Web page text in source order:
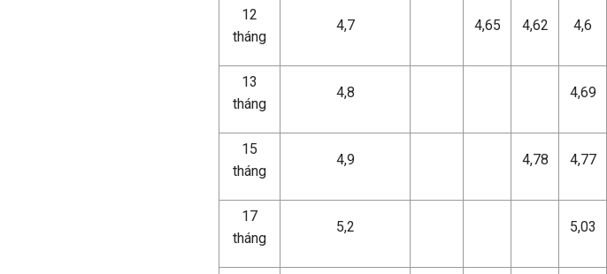
12
tháng
4,7 4,65 4,62 4,6
13
tháng
4,8 4,69
15
tháng
4,9 4,78 4,77
17
tháng
5,2 5,03